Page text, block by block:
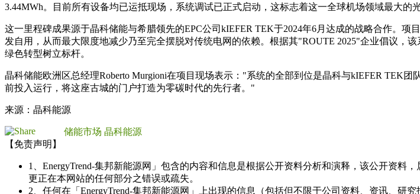
3.44MWh。目前所有设备均已运抵现场，系统调试已正式启动，这标志着这一全球机场领域最大的
这一里程碑成果源于晶科储能与希腊领先的EPC公司kIEFER TEK于2024年6月达成的战略合作。
发自用，从而最大限度地减少乃至完全摆脱对传统电网的依赖。根据其"ROUTE 2025"企业倡议，
绿色转型树立标杆。
晶科储能欧洲区总经理Roberto Murgioni在项目现场表示："系统的全部到位是晶科与kIEFER TEK
前投入运行，将这座古城的门户打造为零碳时代的先行者。"
来源：晶科能源
储能市场 晶科能源
【免责声明】
1、EnergyTrend-集邦新能源网」包含的内容和信息是根据公开资料分析和演释，该公开资
更正在本网站的任何部分之错误或疏失。
2、任何在「EnergyTrend-集邦新能源网」上出现的信息（包括但不限于公司资料、资讯、